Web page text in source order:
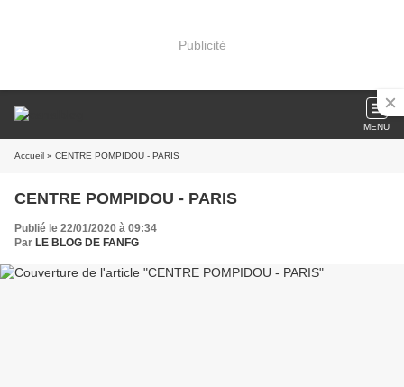
Publicité
MENU
Accueil » CENTRE POMPIDOU - PARIS
CENTRE POMPIDOU - PARIS
Publié le 22/01/2020 à 09:34
Par LE BLOG DE FANFG